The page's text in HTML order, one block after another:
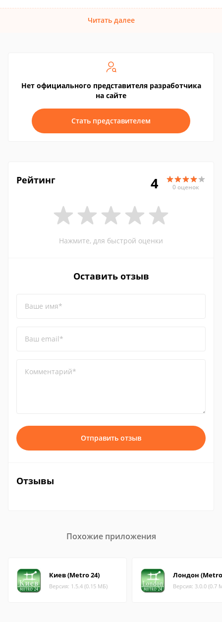
Читать далее
Нет официального представителя разработчика
на сайте
Стать представителем
Рейтинг 4 0 оценок
Нажмите, для быстрой оценки
Оставить отзыв
Ваше имя*
Ваш email*
Комментарий*
Отправить отзыв
Отзывы
Похожие приложения
Киев (Metro 24)
Версия: 1.5.4 (0.15 МБ)
Лондон (Metro
Версия: 3.0.0 (0.7